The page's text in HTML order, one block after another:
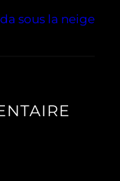
sous la neige